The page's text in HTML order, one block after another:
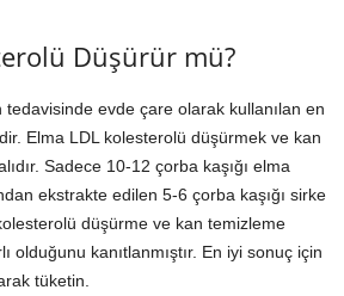
Düşürür mü?
tedavisinde evde çare olarak kullanılan en
Elma LDL kolesterolü düşürmek ve kan
Sadece 10-12 çorba kaşığı elma
ekstrakte edilen 5-6 çorba kaşığı sirke
düşürme ve kan temizleme
olduğunu kanıtlanmıştır. En iyi sonuç için
tüketin.